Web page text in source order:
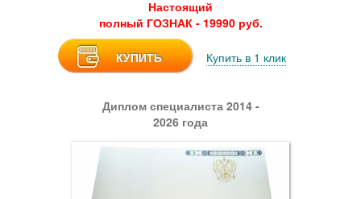
Настоящий
полный ГОЗНАК - 19990 руб.
КУПИТЬ Купить в 1 клик
Диплом специалиста 2014 -
2026 года